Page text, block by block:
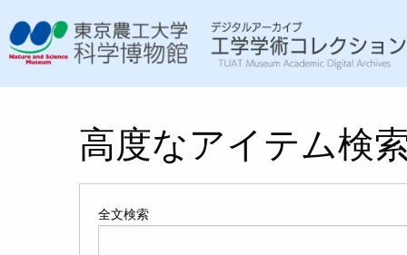
高度なアイテム検
全文検索